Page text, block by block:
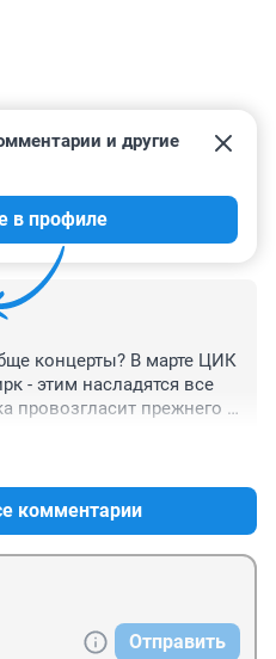
и другие
в профиле
концерты? В марте ЦИК
- этим насладятся все
провозгласит прежнего
комментарии
Отправить